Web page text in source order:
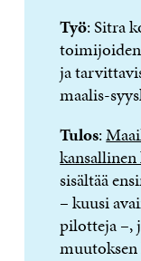
Työ: Sitra
ja
maalis-
Tulos:
sisältää
– kuusi
pilotteja –,